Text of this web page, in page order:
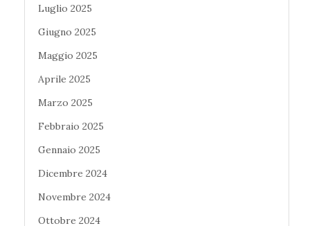
Luglio 2025
Giugno 2025
Maggio 2025
Aprile 2025
Marzo 2025
Febbraio 2025
Gennaio 2025
Dicembre 2024
Novembre 2024
Ottobre 2024